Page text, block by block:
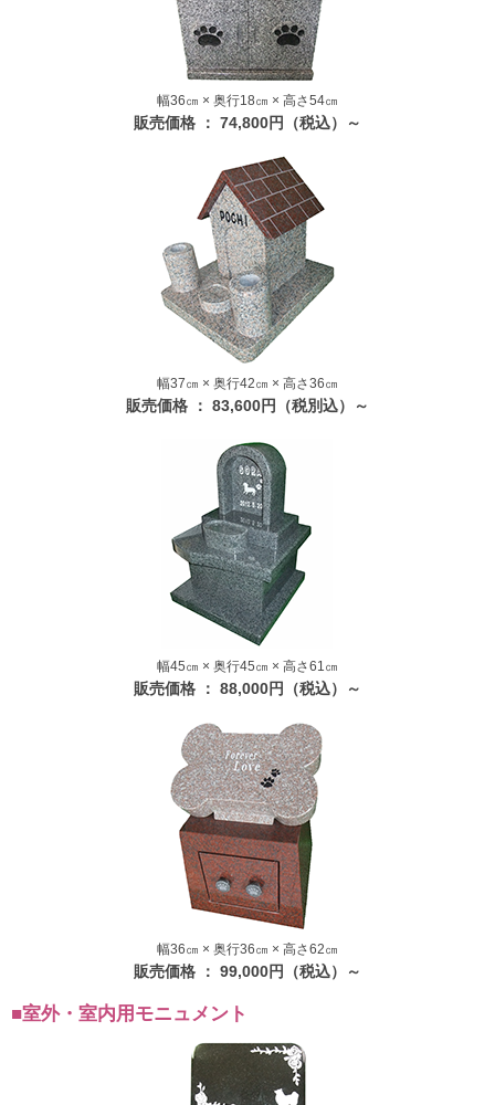
幅36㎝ × 奥行18㎝ × 高さ54㎝
販売価格 ： 74,800円（税込）～
幅37㎝ × 奥行42㎝ × 高さ36㎝
販売価格 ： 83,600円（税別込）～
幅45㎝ × 奥行45㎝ × 高さ61㎝
販売価格 ： 88,000円（税込）～
幅36㎝ × 奥行36㎝ × 高さ62㎝
販売価格 ： 99,000円（税込）～
■室外・室内用モニュメント